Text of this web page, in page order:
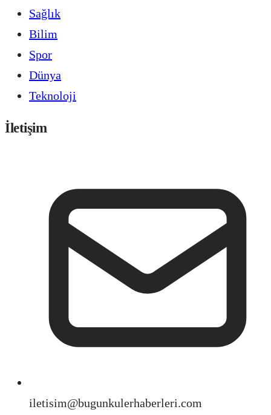
Sağlık
Bilim
Spor
Dünya
Teknoloji
İletişim
iletisim@bugunkulerhaberleri.com